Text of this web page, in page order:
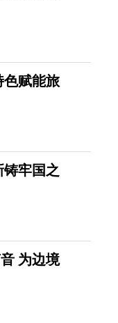
色赋能旅
牢国之
为边境